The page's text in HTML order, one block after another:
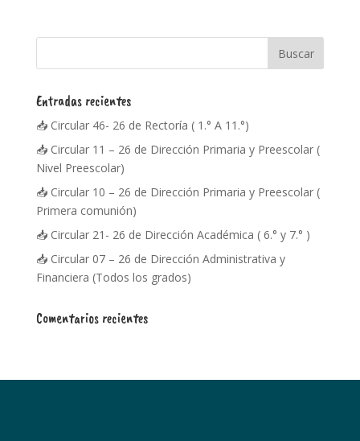
Entradas recientes
📥 Circular 46- 26 de Rectoría ( 1.° A 11.°)
📥 Circular 11 – 26 de Dirección Primaria y Preescolar (
Nivel Preescolar)
📥 Circular 10 – 26 de Dirección Primaria y Preescolar (
Primera comunión)
📥 Circular 21- 26 de Dirección Académica ( 6.° y 7.° )
📥 Circular 07 – 26 de Dirección Administrativa y
Financiera (Todos los grados)
Comentarios recientes